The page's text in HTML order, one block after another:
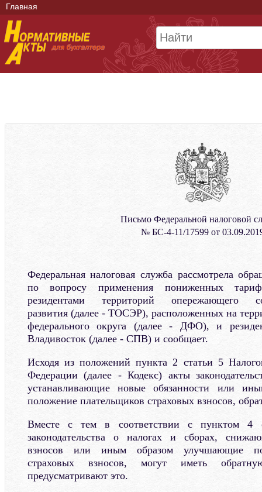
Главная
Письмо Федеральной налоговой
№ БС-4-11/17599 от
Федеральная налоговая служба рассмотрела
по вопросу применения пониженных
резидентами территорий опережающего
развития (далее - ТОСЭР), расположенных на
федерального округа (далее - ДФО), и
Владивосток (далее - СПВ) и сообщает.
Исходя из положений пункта 2 статьи 5
Федерации (далее - Кодекс) акты
устанавливающие новые обязанности или
положение плательщиков страховых взносов,
Вместе с тем в соответствии с пунктом 4
законодательства о налогах и сборах,
взносов или иным образом улучшающие
страховых взносов, могут иметь
предусматривают это.